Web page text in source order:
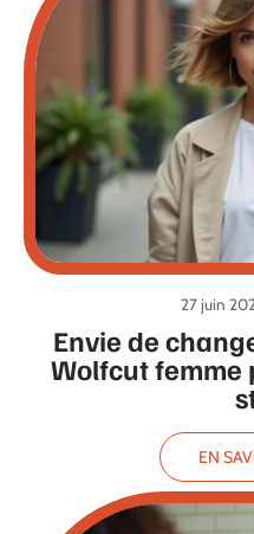
Envie de
Wolfcut femme
27 juin
EN